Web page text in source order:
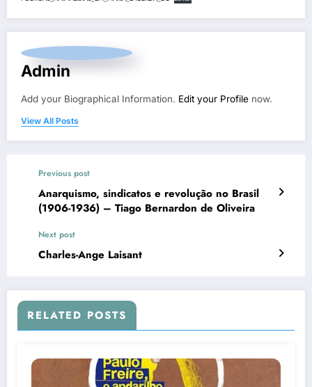
Admin
Add your Biographical Information. Edit your Profile now.
View All Posts
Previous post
Anarquismo, sindicatos e revolução no Brasil
(1906-1936) – Tiago Bernardon de Oliveira
Next post
Charles-Ange Laisant
RELATED POSTS